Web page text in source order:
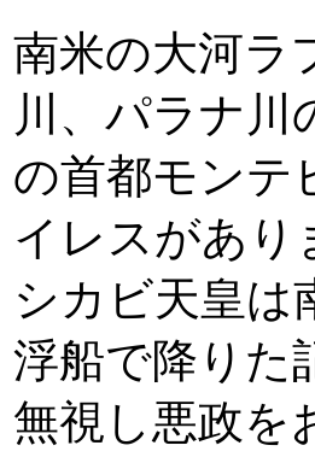
南米の大河ラ
川、パラナ川
の首都モンテ
イレスがあり
シカビ天皇は
浮船で降りた
無視し悪政を